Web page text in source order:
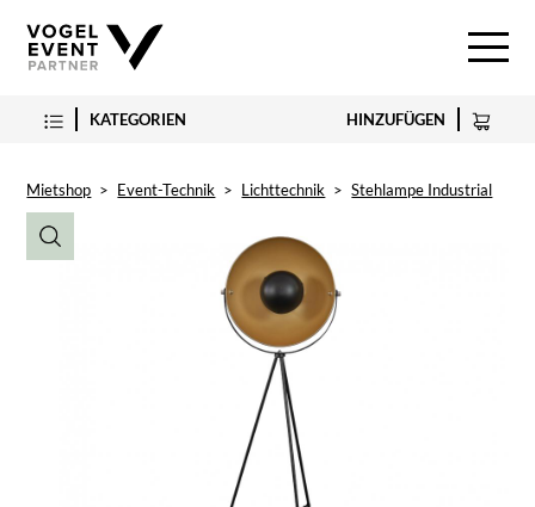
KATEGORIEN HINZUFÜGEN
Mietshop > Event-Technik > Lichttechnik > Stehlampe Industrial